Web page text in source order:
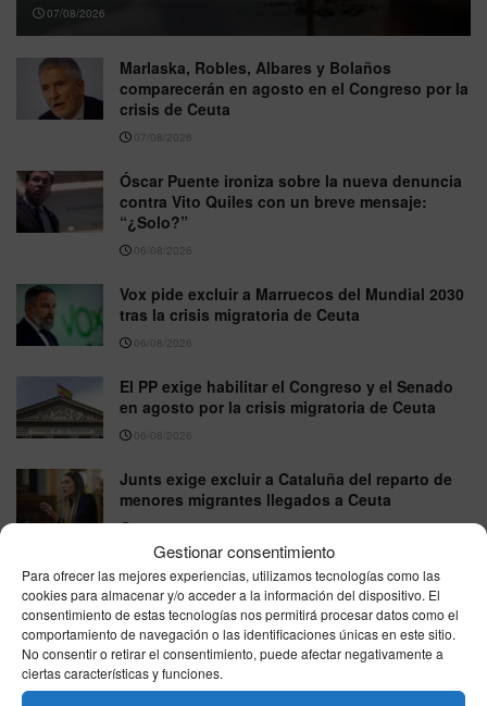
Gestionar consentimiento
Para ofrecer las mejores experiencias, utilizamos tecnologías como las
cookies para almacenar y/o acceder a la información del dispositivo. El
consentimiento de estas tecnologías nos permitirá procesar datos como el
comportamiento de navegación o las identificaciones únicas en este sitio.
No consentir o retirar el consentimiento, puede afectar negativamente a
ciertas características y funciones.
07/08/2026
Marlaska, Robles, Albares y Bolaños
comparecerán en agosto en el Congreso por la
crisis de Ceuta
07/08/2026
Óscar Puente ironiza sobre la nueva denuncia
contra Vito Quiles con un breve mensaje:
“¿Solo?”
06/08/2026
Vox pide excluir a Marruecos del Mundial 2030
tras la crisis migratoria de Ceuta
06/08/2026
El PP exige habilitar el Congreso y el Senado
en agosto por la crisis migratoria de Ceuta
06/08/2026
Junts exige excluir a Cataluña del reparto de
menores migrantes llegados a Ceuta
05/08/2026
Nicole Delgado responde a Pablo Fernández
en directo por la Ley Trans: “No permito que
piense por mí”
05/08/2026